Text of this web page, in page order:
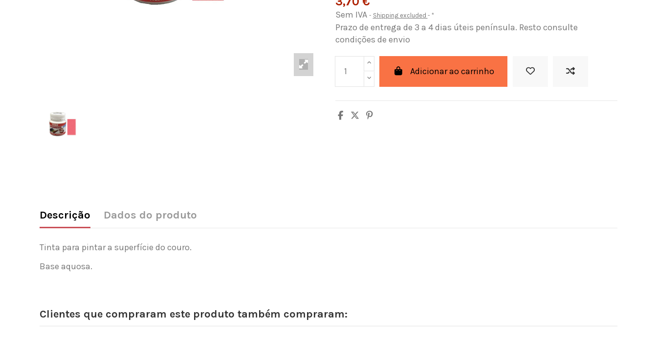
Sem IVA Shipping excluded *
Prazo de entrega de 3 a 4 dias úteis península. Resto consulte
condições de envio
Adicionar ao carrinho
Descrição Dados do produto
Tinta para pintar a superfície do couro.
Base aquosa.
Clientes que compraram este produto também compraram: